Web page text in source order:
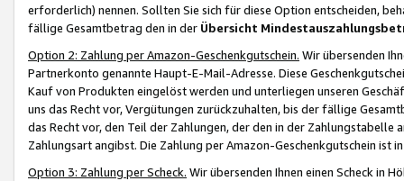
erforderlich) nennen. Sollten Sie sich für diese Option entscheiden,
fällige Gesamtbetrag den in der Übersicht
Option 2: Zahlung per Amazon-Geschenkgutschein. Wir übersenden
Partnerkonto genannte Haupt-E-Mail-Adresse. Diese
Kauf von Produkten eingelöst werden und unterliegen unseren
uns das Recht vor, Vergütungen zurückzuhalten, bis der fällige
das Recht vor, den Teil der Zahlungen, der den in der
Zahlungsart angibst. Die Zahlung per Amazon-Geschenkgutschein ist
Option 3: Zahlung per Scheck. Wir übersenden Ihnen einen Scheck in